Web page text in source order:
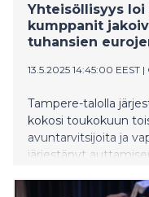
Yhteisöllisyys loi
kumppanit
tuhansien
13.5.2025 14:45:00 EEST |
Tampere-talolla
kokosi toukokuun
avuntarvitsijoita ja
järjestänyt
ja tarjosi 500